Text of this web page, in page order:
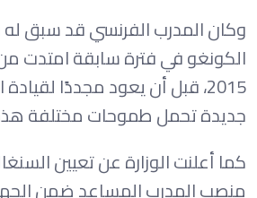
وكان المدرب الفرنسي قد سبق
2015، قبل أن يعود مجددًا
جديدة تحمل طموحات مختلفة
كما أعلنت الوزارة عن تعيين
منصب المدرب المساعد ضمن